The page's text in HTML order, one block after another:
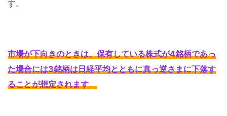
す。
市場が下向きのときは、保有している株式が4銘柄であっ
た場合には3銘柄は日経平均とともに真っ逆さまに下落す
ることが想定されます。